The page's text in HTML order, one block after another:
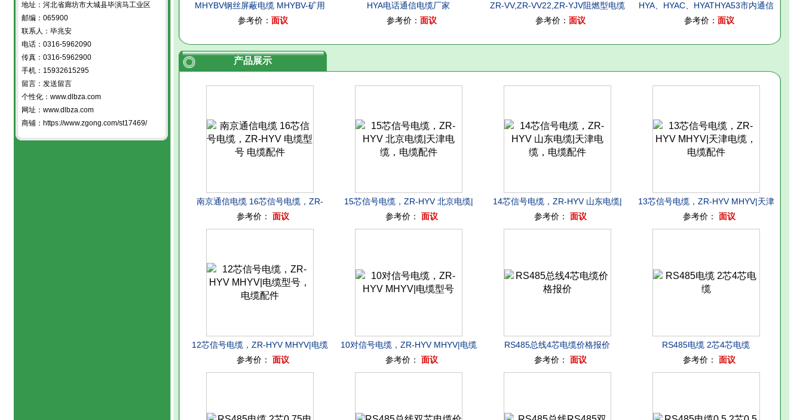
地址：河北省廊坊市大城县毕演马工业区
邮编：065900
联系人：毕兆安
电话：0316-5962090
传真：0316-5962900
手机：15932615295
留言： 发送留言
个性化： www.dlbza.com
网址： www.dlbza.com
商铺： https://www.zgong.com/st17469/
MHYBV钢丝屏蔽电缆 MHYBV-矿用
电缆
参考价： 面议
HYA电话通信电缆厂家
参考价： 面议
ZR-VV,ZR-VV22,ZR-YJV阻燃型电缆
参考价： 面议
HYA、HYAC、HYATHYA53市内通信
电缆厂家
参考价： 面议
产品展示
南京通信电缆 16芯信号电缆，ZR-
HYV 电缆型号 电缆配件
参考价： 面议
15芯信号电缆，ZR-HYV 北京电缆|
天津电缆，电缆配件
参考价： 面议
14芯信号电缆，ZR-HYV 山东电缆|
天津电缆，电缆配件
参考价： 面议
13芯信号电缆，ZR-HYV MHYV|天津
电缆，电缆配件
参考价： 面议
12芯信号电缆，ZR-HYV MHYV|电缆
型号，电缆配件
参考价： 面议
10对信号电缆，ZR-HYV MHYV|电缆
型号
参考价： 面议
RS485总线4芯电缆价格报价
参考价：
面议
RS485电缆 2芯4芯电缆
参考价：
面议